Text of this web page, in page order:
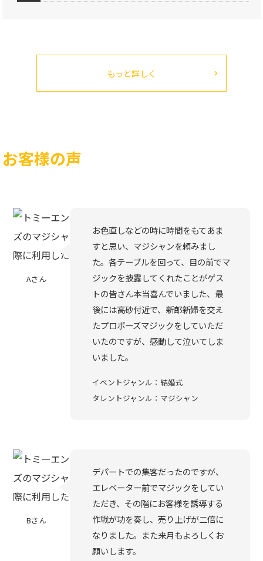
もっと詳しく
お客様の声
Aさん
お色直しなどの時に時間をもてあま
すと思い、マジシャンを頼みまし
た。各テーブルを回って、目の前でマ
ジックを披露してくれたことがゲス
トの皆さん本当喜んでいました、最
後には高砂付近で、新郎新婦を交え
たプロポーズマジックをしていただ
いたのですが、感動して泣いてしま
いました。
イベントジャンル：結婚式
タレントジャンル：マジシャン
Bさん
デパートでの集客だったのですが、
エレベーター前でマジックをしてい
ただき、その階にお客様を誘導する
作戦が功を奏し、売り上げが二倍に
なりました。また来月もよろしくお
願いします。